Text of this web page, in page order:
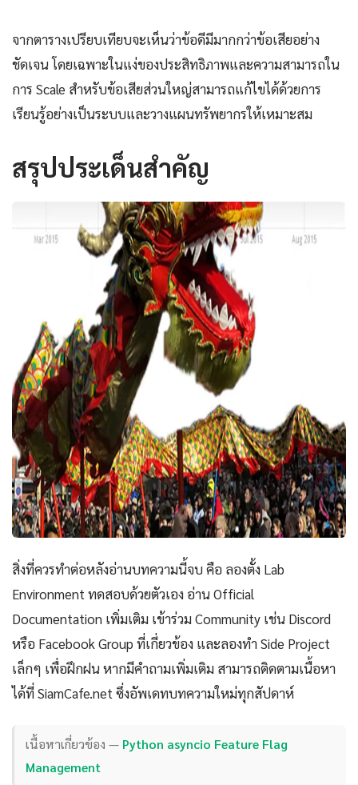
จากตารางเปรียบเทียบจะเห็นว่าข้อดีมีมากกว่าข้อเสียอย่าง
ชัดเจน โดยเฉพาะในแง่ของประสิทธิภาพและความสามารถใน
การ Scale สำหรับข้อเสียส่วนใหญ่สามารถแก้ไขได้ด้วยการ
เรียนรู้อย่างเป็นระบบและวางแผนทรัพยากรให้เหมาะสม
สรุปประเด็นสำคัญ
สิ่งที่ควรทำต่อหลังอ่านบทความนี้จบ คือ ลองตั้ง Lab
Environment ทดสอบด้วยตัวเอง อ่าน Official
Documentation เพิ่มเติม เข้าร่วม Community เช่น Discord
หรือ Facebook Group ที่เกี่ยวข้อง และลองทำ Side Project
เล็กๆ เพื่อฝึกฝน หากมีคำถามเพิ่มเติม สามารถติดตามเนื้อหา
ได้ที่ SiamCafe.net ซึ่งอัพเดทบทความใหม่ทุกสัปดาห์
เนื้อหาเกี่ยวข้อง — Python asyncio Feature Flag
Management